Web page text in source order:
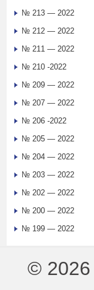
№ 213 — 2022
№ 212 — 2022
№ 211 — 2022
№ 210 -2022
№ 209 — 2022
№ 207 — 2022
№ 206 -2022
№ 205 — 2022
№ 204 — 2022
№ 203 — 2022
№ 202 — 2022
№ 200 — 2022
№ 199 — 2022
© 2026